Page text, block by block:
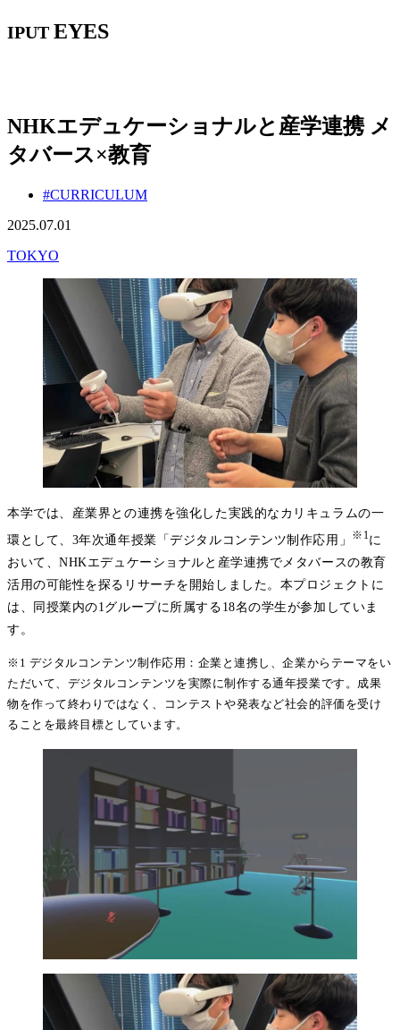
IPUT EYES
NHKエデュケーショナルと産学連携 メ
タバース×教育
#CURRICULUM
2025.07.01
TOKYO
本学では、産業界との連携を強化した実践的なカリキュラムの一
環として、3年次通年授業「デジタルコンテンツ制作応用」
※1に
おいて、NHKエデュケーショナルと産学連携でメタバースの教育
活用の可能性を探るリサーチを開始しました。本プロジェクトに
は、同授業内の1グループに所属する18名の学生が参加していま
す。
※1 デジタルコンテンツ制作応用：企業と連携し、企業からテーマをい
ただいて、デジタルコンテンツを実際に制作する通年授業です。成果
物を作って終わりではなく、コンテストや発表など社会的評価を受け
ることを最終目標としています。